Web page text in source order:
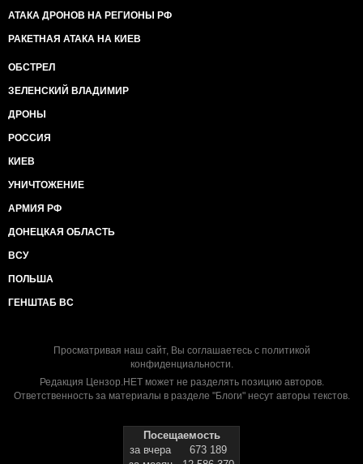
АТАКА ДРОНОВ НА РЕГИОНЫ РФ
РАКЕТНАЯ АТАКА НА КИЕВ
ОБСТРЕЛ
ЗЕЛЕНСКИЙ ВЛАДИМИР
ДРОНЫ
РОССИЯ
КИЕВ
УНИЧТОЖЕНИЕ
АРМИЯ РФ
ДОНЕЦКАЯ ОБЛАСТЬ
ВСУ
ПОЛЬША
ГЕНШТАБ ВС
Просматривая наш сайт, Вы соглашаетесь с политикой
конфиденциальности.
Редакция Цензор.НЕТ может не разделять позицию авторов.
Ответственность за материалы в разделе "Блоги" несут авторы текстов.
Посещаемость
за вчера
673 189